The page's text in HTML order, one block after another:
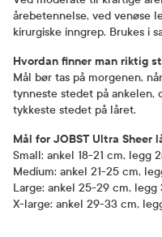
årebetennelse, ved venøse
kirurgiske inngrep. Brukes i
Hvordan finner man riktig
Mål bør tas på morgenen,
tynneste stedet på ankelen,
tykkeste stedet på låret.
Mål for JOBST Ultra Sheer
Small: ankel 18-21 cm, legg
Medium: ankel 21-25 cm,
Large: ankel 25-29 cm,
X-large: ankel 29-33 cm,